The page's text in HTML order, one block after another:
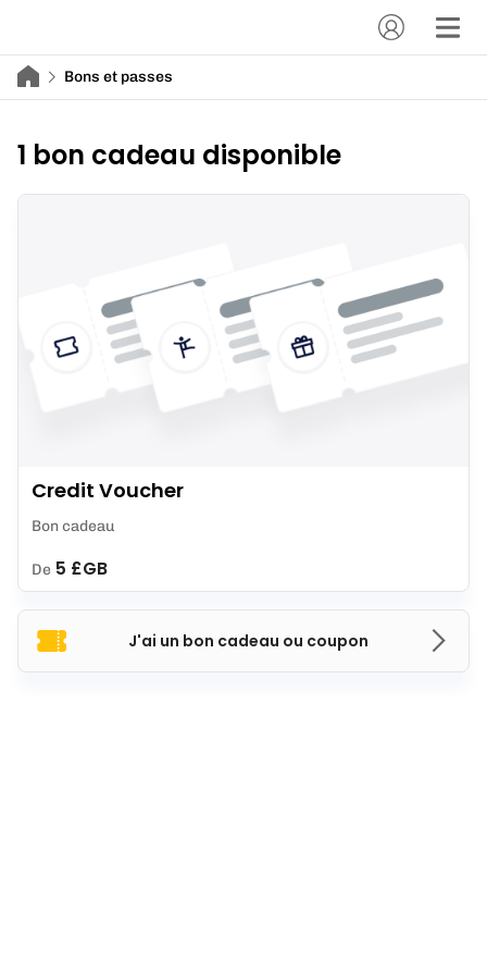
Bons et passes
1 bon cadeau disponible
J'ai un bon cadeau ou coupon
Credit Voucher
Bon cadeau
De 5 £GB